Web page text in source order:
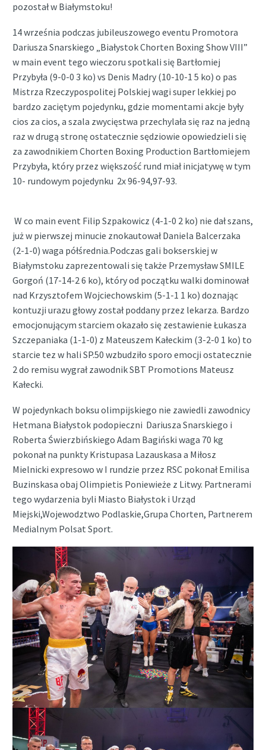
pozostał w Białymstoku!
14 września podczas jubileuszowego eventu Promotora
Dariusza Snarskiego „Białystok Chorten Boxing Show VIII”
w main event tego wieczoru spotkali się Bartłomiej
Przybyła (9-0-0 3 ko) vs Denis Madry (10-10-1 5 ko) o pas
Mistrza Rzeczypospolitej Polskiej wagi super lekkiej po
bardzo zaciętym pojedynku, gdzie momentami akcje były
cios za cios, a szala zwycięstwa przechylała się raz na jedną
raz w drugą stronę ostatecznie sędziowie opowiedzieli się
za zawodnikiem Chorten Boxing Production Bartłomiejem
Przybyła, który przez większość rund miał inicjatywę w tym
10- rundowym pojedynku 2x 96-94,97-93.
W co main event Filip Szpakowicz (4-1-0 2 ko) nie dał szans,
już w pierwszej minucie znokautował Daniela Balcerzaka
(2-1-0) waga półśrednia.Podczas gali bokserskiej w
Białymstoku zaprezentowali się także Przemysław SMILE
Gorgoń (17-14-2 6 ko), który od początku walki dominował
nad Krzysztofem Wojciechowskim (5-1-1 1 ko) doznając
kontuzji urazu głowy został poddany przez lekarza. Bardzo
emocjonującym starciem okazało się zestawienie Łukasza
Szczepaniaka (1-1-0) z Mateuszem Kałeckim (3-2-0 1 ko) to
starcie tez w hali SP.50 wzbudziło sporo emocji ostatecznie
2 do remisu wygrał zawodnik SBT Promotions Mateusz
Kałecki.
W pojedynkach boksu olimpijskiego nie zawiedli zawodnicy
Hetmana Białystok podopieczni Dariusza Snarskiego i
Roberta Świerzbińskiego Adam Bagiński waga 70 kg
pokonał na punkty Kristupasa Lazauskasa a Miłosz
Mielnicki expresowo w I rundzie przez RSC pokonał Emilisa
Buzinskasa obaj Olimpietis Poniewieże z Litwy. Partnerami
tego wydarzenia byli Miasto Białystok i Urząd
Miejski,Wojewodztwo Podlaskie,Grupa Chorten, Partnerem
Medialnym Polsat Sport.